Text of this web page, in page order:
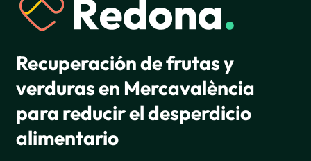
Recuperación de frutas y
verduras en Mercavalència
para reducir el desperdicio
alimentario